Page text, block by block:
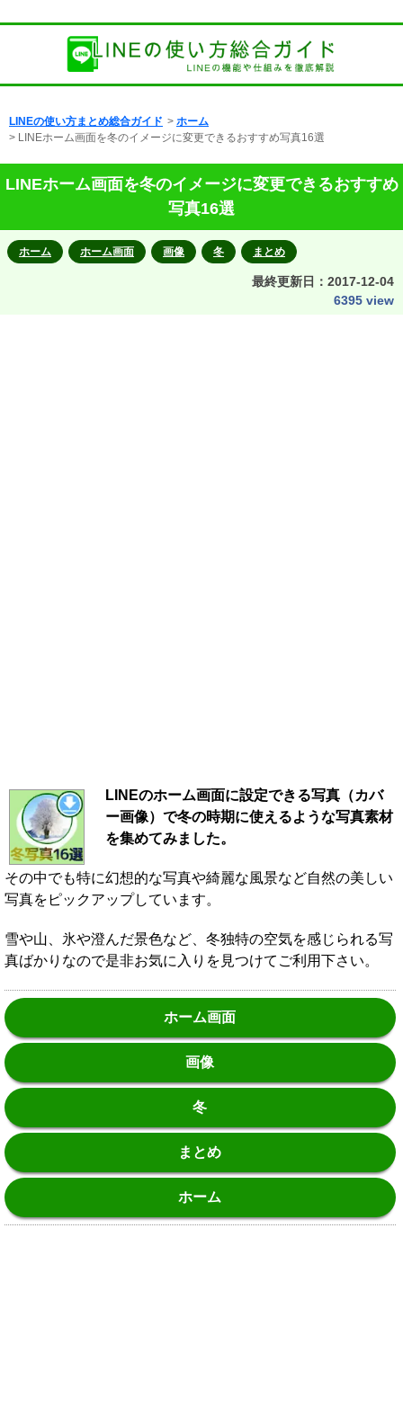
LINEの使い方まとめ総合ガイド > ホーム
> LINEホーム画面を冬のイメージに変更できるおすすめ写真16選
LINEホーム画面を冬のイメージに変更できるおすすめ
写真16選
ホーム ホーム画面 画像 冬 まとめ
最終更新日： 2017-12-04
6395 view
LINEのホーム画面に設定できる写真（カバ
ー画像）で冬の時期に使えるような写真素材
を集めてみました。
その中でも特に幻想的な写真や綺麗な風景など自然の美しい
写真をピックアップしています。
雪や山、氷や澄んだ景色など、冬独特の空気を感じられる写
真ばかりなので是非お気に入りを見つけてご利用下さい。
ホーム画面
画像
冬
まとめ
ホーム